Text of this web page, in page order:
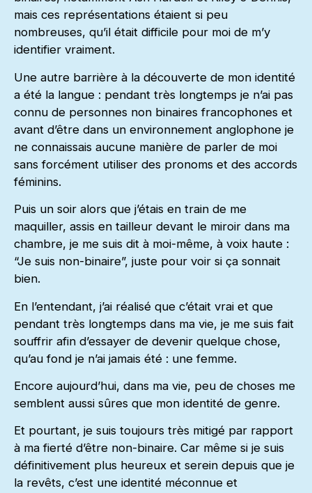
mais ces représentations étaient si peu
nombreuses, qu’il était difficile pour moi de m’y
identifier vraiment.
Une autre barrière à la découverte de mon identité
a été la langue : pendant très longtemps je n’ai pas
connu de personnes non binaires francophones et
avant d’être dans un environnement anglophone je
ne connaissais aucune manière de parler de moi
sans forcément utiliser des pronoms et des accords
féminins.
Puis un soir alors que j’étais en train de me
maquiller, assis en tailleur devant le miroir dans ma
chambre, je me suis dit à moi-même, à voix haute :
“Je suis non-binaire”, juste pour voir si ça sonnait
bien.
En l’entendant, j’ai réalisé que c’était vrai et que
pendant très longtemps dans ma vie, je me suis fait
souffrir afin d’essayer de devenir quelque chose,
qu’au fond je n’ai jamais été : une femme.
Encore aujourd’hui, dans ma vie, peu de choses me
semblent aussi sûres que mon identité de genre.
Et pourtant, je suis toujours très mitigé par rapport
à ma fierté d’être non-binaire. Car même si je suis
définitivement plus heureux et serein depuis que je
la revêts, c’est une identité méconnue et